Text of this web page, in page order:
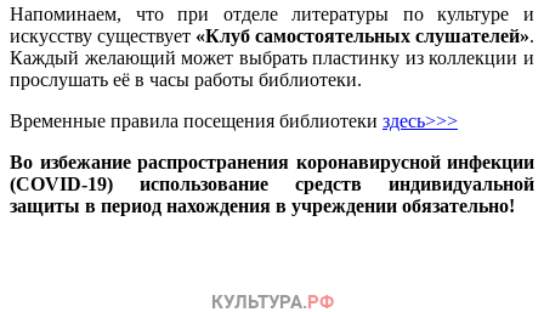
Напоминаем, что при отделе литературы по культуре и
искусству существует «Клуб самостоятельных слушателей».
Каждый желающий может выбрать пластинку из коллекции и
прослушать её в часы работы библиотеки.
Временные правила посещения библиотеки здесь>>>
Во избежание распространения коронавирусной инфекции
(COVID-19) использование средств индивидуальной
защиты в период нахождения в учреждении обязательно!